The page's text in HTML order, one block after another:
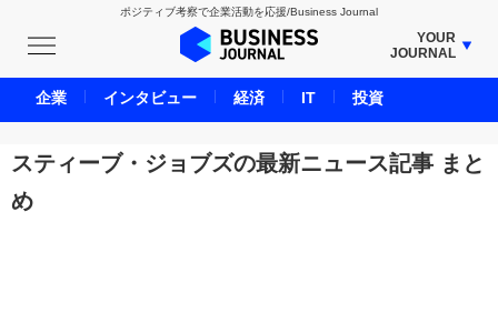
ポジティブ考察で企業活動を応援/Business Journal
YOUR
JOURNAL
BUSINESS JOURNAL
UNICORN JOURNAL
CARBON CREDITS JOURNAL
スティーブ・ジョブズの最新ニュース記事 まと
め
企業 インタビュー 経済 IT 投資